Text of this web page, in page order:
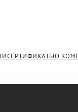
СЕРТИФИКАТЫО